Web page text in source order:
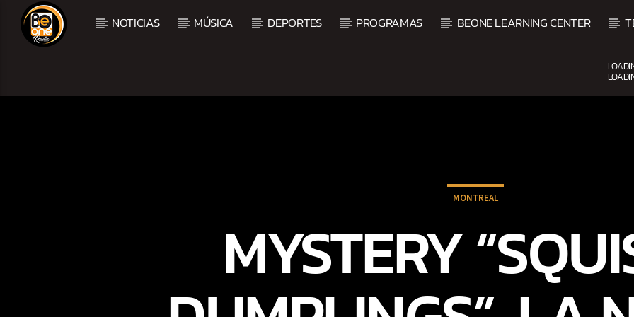
NOTICIAS MÚSICA DEPORTES PROGRAMAS BEONE LEARNING CENTER
MONTREAL
MYSTERY